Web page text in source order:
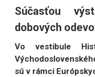
Súčasťou
dobových
Vo vestibule
sú v rámci